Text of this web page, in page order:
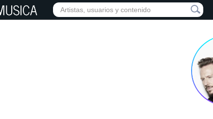
INICIO ARTISTAS RED SOCIAL MÚSICA